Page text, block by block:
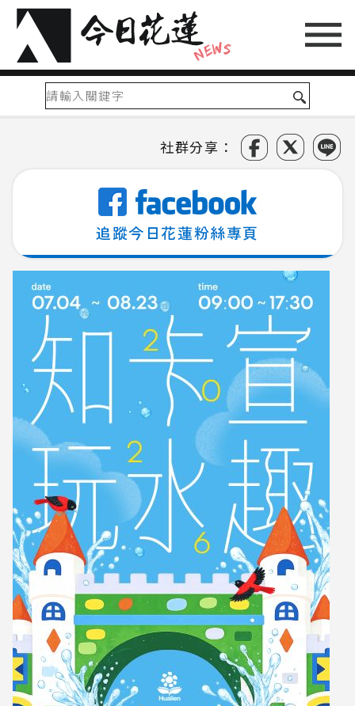
社群分享：
追蹤今日花蓮粉絲專頁